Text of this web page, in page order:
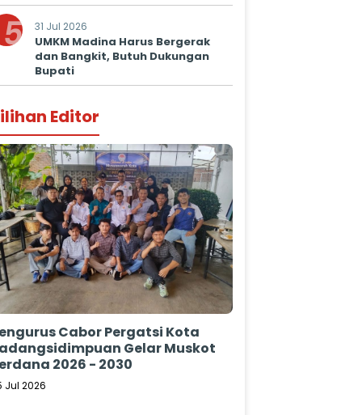
5 31 Jul 2026
UMKM Madina Harus Bergerak
dan Bangkit, Butuh Dukungan
Bupati
Editor
Cabor Pergatsi Kota
Gelar Muskot
2026 - 2030
Jul 2026